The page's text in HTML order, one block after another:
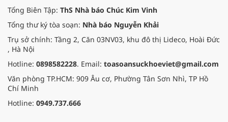
Tổng Biên Tập: ThS Nhà báo Chúc Kim Vinh
Tổng thư ký tòa soạn: Nhà báo Nguyễn Khải
Trụ sở chính: Tầng 2, Căn 03NV03, khu đô thị Lideco, Hoài Đức
, Hà Nội
Hotline: 0898582228. Email: toasoansuckhoeviet@gmail.com
Văn phòng TP.HCM: 909 Âu cơ, Phường Tân Sơn Nhì, TP Hồ
Chí Minh
Hotline: 0949.737.666